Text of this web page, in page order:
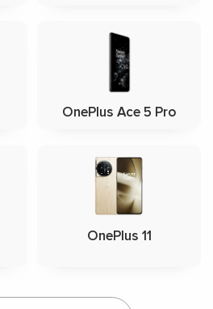
OnePlus Ace 5 Pro
OnePlus 11